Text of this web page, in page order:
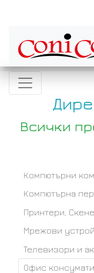
Всички
Компютърни
Компютърна
Принтери,
Мрежови
Телевизори и
Офис